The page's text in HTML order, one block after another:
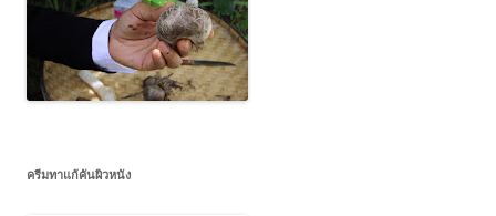
ครีมทาแก้คันผิวหนัง